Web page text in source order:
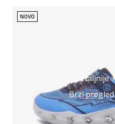
Detaljnije
Brzi pregled
NOVO